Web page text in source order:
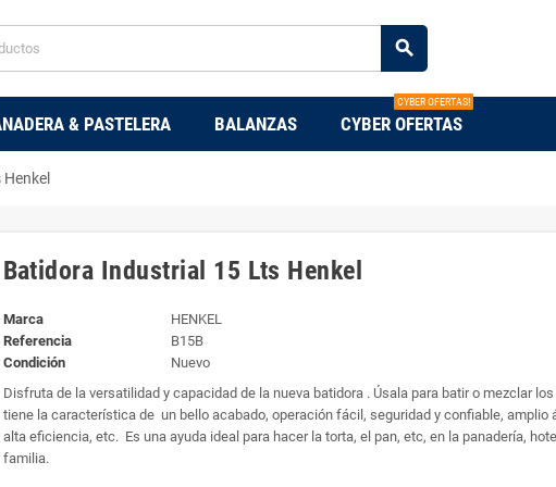
search
& PASTELERA BALANZAS CYBER OFERTAS
CYBER OFERTAS!
Batidora Industrial 15 Lts Henkel
Marca
HENKEL
Referencia
B15B
Condición
Nuevo
Disfruta de la versatilidad y capacidad de la nueva batidora . Úsala para batir o mezclar
tiene la característica de un bello acabado, operación fácil, seguridad y confiable, amplio
alta eficiencia, etc. Es una ayuda ideal para hacer la torta, el pan, etc, en la panadería,
familia.